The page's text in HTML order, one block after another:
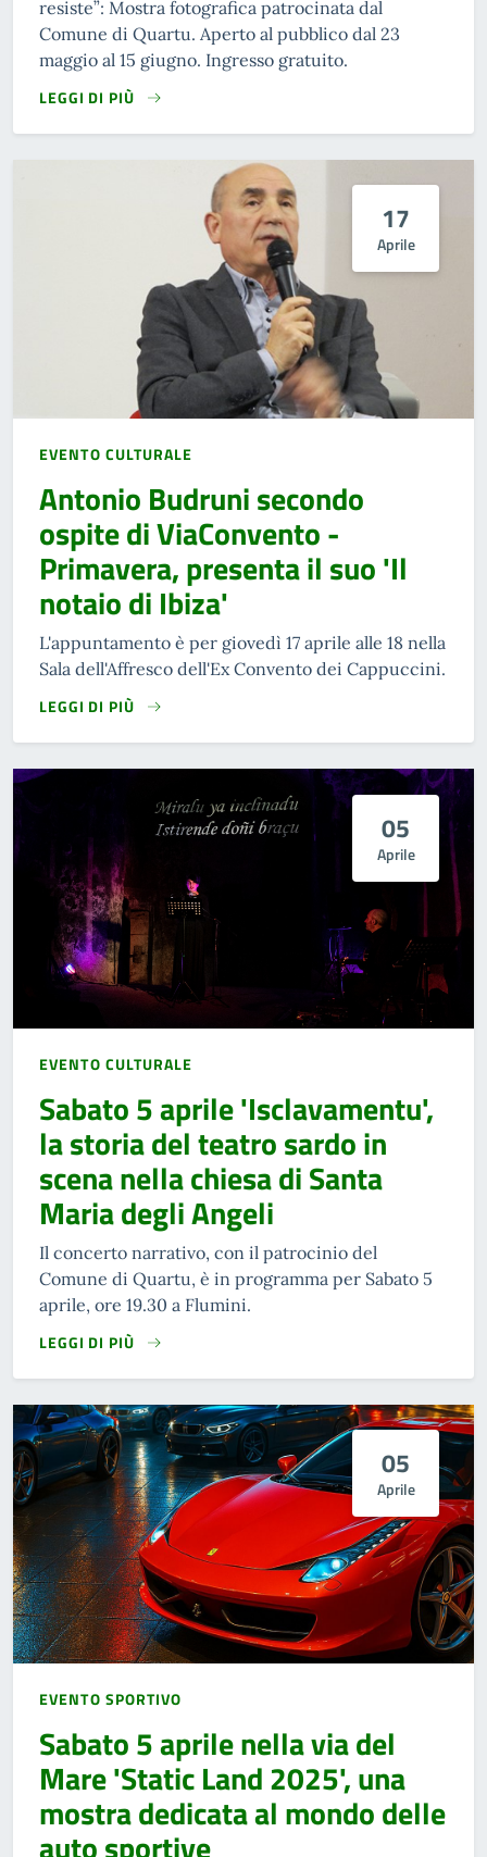
resiste”: Mostra fotografica patrocinata dal
Comune di Quartu. Aperto al pubblico dal 23
maggio al 15 giugno. Ingresso gratuito.
LEGGI DI PIÙ
17
Aprile
EVENTO CULTURALE
Antonio Budruni secondo
ospite di ViaConvento -
Primavera, presenta il suo 'Il
notaio di Ibiza'
L'appuntamento è per giovedì 17 aprile alle 18 nella
Sala dell'Affresco dell'Ex Convento dei Cappuccini.
LEGGI DI PIÙ
05
Aprile
EVENTO CULTURALE
Sabato 5 aprile 'Isclavamentu',
la storia del teatro sardo in
scena nella chiesa di Santa
Maria degli Angeli
Il concerto narrativo, con il patrocinio del
Comune di Quartu, è in programma per Sabato 5
aprile, ore 19.30 a Flumini.
LEGGI DI PIÙ
05
Aprile
EVENTO SPORTIVO
Sabato 5 aprile nella via del
Mare 'Static Land 2025', una
mostra dedicata al mondo delle